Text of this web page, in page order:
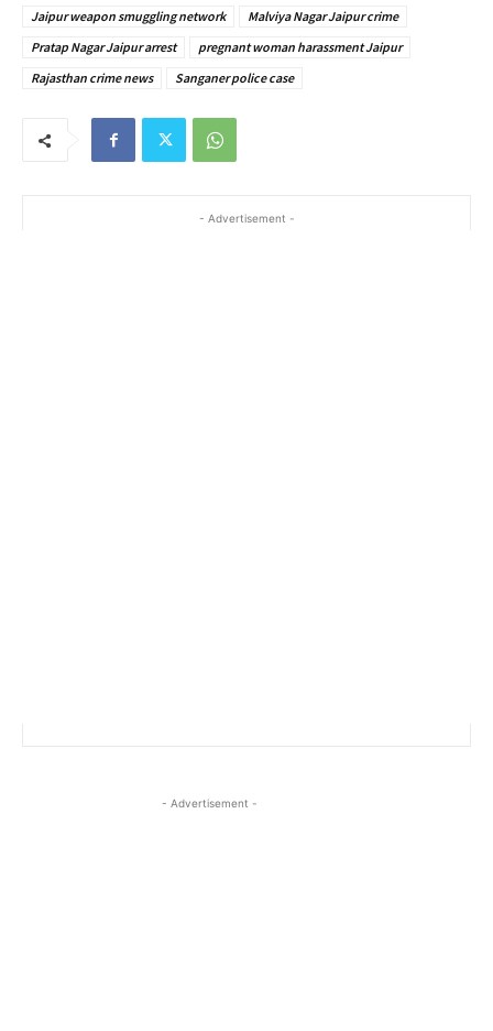
Jaipur weapon smuggling network
Malviya Nagar Jaipur crime
Pratap Nagar Jaipur arrest
pregnant woman harassment Jaipur
Rajasthan crime news
Sanganer police case
- Advertisement -
- Advertisement -